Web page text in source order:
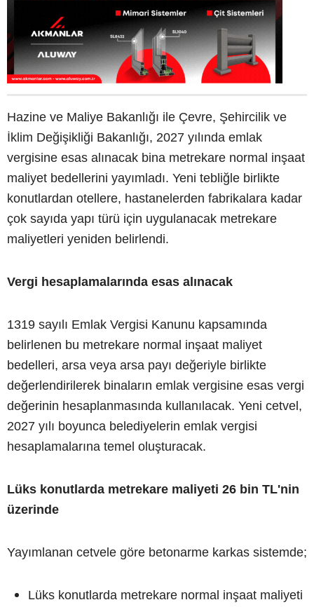
Hazine ve Maliye Bakanlığı ile Çevre, Şehircilik ve
İklim Değişikliği Bakanlığı, 2027 yılında emlak
vergisine esas alınacak bina metrekare normal inşaat
maliyet bedellerini yayımladı. Yeni tebliğle birlikte
konutlardan otellere, hastanelerden fabrikalara kadar
çok sayıda yapı türü için uygulanacak metrekare
maliyetleri yeniden belirlendi.
Vergi hesaplamalarında esas alınacak
1319 sayılı Emlak Vergisi Kanunu kapsamında
belirlenen bu metrekare normal inşaat maliyet
bedelleri, arsa veya arsa payı değeriyle birlikte
değerlendirilerek binaların emlak vergisine esas vergi
değerinin hesaplanmasında kullanılacak. Yeni cetvel,
2027 yılı boyunca belediyelerin emlak vergisi
hesaplamalarına temel oluşturacak.
Lüks konutlarda metrekare maliyeti 26 bin TL'nin
üzerinde
Yayımlanan cetvele göre betonarme karkas sistemde;
Lüks konutlarda metrekare normal inşaat maliyeti